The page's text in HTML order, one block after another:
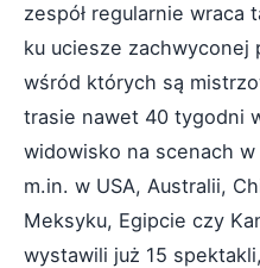
zespół regularnie wraca
ku uciesze zachwyconej
wśród których są
trasie nawet 40 tygodni
widowisko na scenach w
m.in. w USA, Australii,
Meksyku, Egipcie czy
wystawili już 15